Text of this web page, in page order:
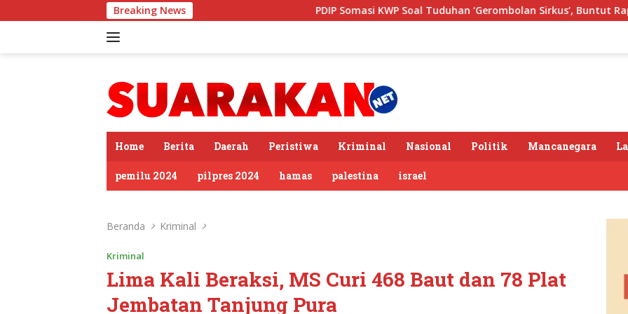
ke
Breaking News PDIP Somasi KWP Soal Tuduhan ‘Gerombolan Sirkus’, Buntut Rapat Komisi II
Home Berita Daerah Peristiwa Kriminal Nasional Politik Mancanegara
pemilu 2024 pilpres 2024 hamas palestina israel
Beranda Kriminal
Kriminal
Lima Kali Beraksi, MS Curi 468 Baut dan 78 Plat
Jembatan Tanjung Pura